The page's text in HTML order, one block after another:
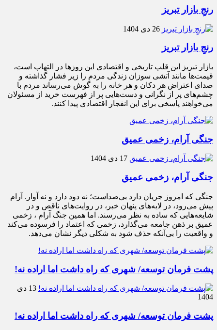
رنجِ بازار تبریز
26 دی 1404
رنجِ بازار تبریز
بازار تبریز این قلب تاریخی و اقتصادی این روزها در التهاب است،
قیمت‌ها مانند آتشی سوزان زندگی مردم را زیر فشار گذاشته و
صدای اعتراض هر دکان و هر خانه را به گوش می‌رساند مردم با
چشم‌های پر از نگرانی و دست‌هایی پر از فهرست خرید از مسئولان
می‌خواهند پاسخی برای این انفجار اقتصادی پیدا کنند.
جنگی آرام، زخمی عمیق
17 دی 1404
جنگی آرام، زخمی عمیق
جنگی که امروز جریان دارد بی‌صداست؛ نه دود دارد و نه آوار. آرام
پیش می‌رود، در لایه‌های پنهان خبر، در روایت‌های ناقص و در
شایعه‌هایی که ساده به نظر می‌رسند. اما همین جنگ آرام ، زخمی
عمیق بر ذهن جامعه می‌گذارد، زخمی که اعتماد را فرسوده می‌کند
و واقعیت را بی‌آنکه حذف شود به شکلی دیگر نشان می‌دهد.
پشت فرمان توسعه/ شهری که راه داشت اما اراده نه!
13 دی
1404
پشت فرمان توسعه/ شهری که راه داشت اما اراده نه!